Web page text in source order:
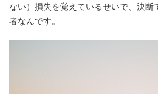
ない）損失を覚えているせいで、決
者なんです。